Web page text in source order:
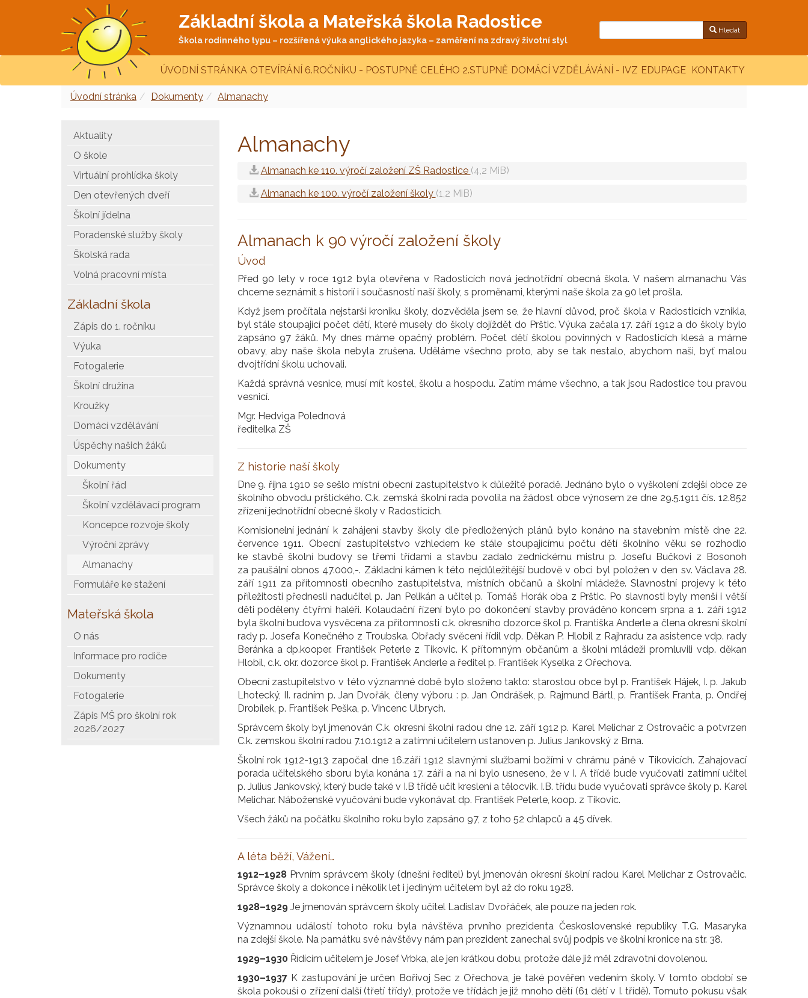
Základní škola a Mateřská škola Radostice
Škola rodinného typu – rozšířená výuka anglického jazyka – zaměření na zdravý životní styl
Hledat
ÚVODNÍ STRÁNKA OTEVÍRÁNÍ 6.ROČNÍKU - POSTUPNĚ CELÉHO 2.STUPNĚ DOMÁCÍ VZDĚLÁVÁNÍ - IVZ EDUPAGE KONTAKTY
Úvodní stránka Dokumenty Almanachy
Aktuality
O škole
Virtuální prohlídka školy
Den otevřených dveří
Školní jídelna
Poradenské služby školy
Školská rada
Volná pracovní místa
Základní škola
Zápis do 1. ročníku
Výuka
Fotogalerie
Školní družina
Kroužky
Domácí vzdělávání
Úspěchy našich žáků
Dokumenty
Školní řád
Školní vzdělávací program
Koncepce rozvoje školy
Výroční zprávy
Almanachy
Formuláře ke stažení
Mateřská škola
O nás
Informace pro rodiče
Dokumenty
Fotogalerie
Zápis MŠ pro školní rok
2026/2027
Almanachy
Almanach ke 110. výročí založení ZŠ Radostice (4,2 MiB)
Almanach ke 100. výročí založení školy (1,2 MiB)
Almanach k 90 výročí založení školy
Úvod
Před 90 lety v roce 1912 byla otevřena v Radosticích nová jednotřídní obecná škola. V našem almanachu Vás
chceme seznámit s historií i současností naší školy, s proměnami, kterými naše škola za 90 let prošla.
Když jsem pročítala nejstarší kroniku školy, dozvěděla jsem se, že hlavní důvod, proč škola v Radosticích vznikla,
byl stále stoupající počet dětí, které musely do školy dojíždět do Prštic. Výuka začala 17. září 1912 a do školy bylo
zapsáno 97 žáků. My dnes máme opačný problém. Počet dětí školou povinných v Radosticích klesá a máme
obavy, aby naše škola nebyla zrušena. Uděláme všechno proto, aby se tak nestalo, abychom naši, byť malou
dvojtřídní školu uchovali.
Každá správná vesnice, musí mít kostel, školu a hospodu. Zatím máme všechno, a tak jsou Radostice tou pravou
vesnicí.
Mgr. Hedviga Polednová
ředitelka ZŠ
Z historie naší školy
Dne 9. října 1910 se sešlo místní obecní zastupitelstvo k důležité poradě. Jednáno bylo o vyškolení zdejší obce ze
školního obvodu prštického. C.k. zemská školní rada povolila na žádost obce výnosem ze dne 29.5.1911 čís. 12.852
zřízení jednotřídní obecné školy v Radosticích.
Komisionelní jednání k zahájení stavby školy dle předložených plánů bylo konáno na stavebním místě dne 22.
července 1911. Obecní zastupitelstvo vzhledem ke stále stoupajícímu počtu dětí školního věku se rozhodlo
ke stavbě školní budovy se třemi třídami a stavbu zadalo zednickému mistru p. Josefu Bučkovi z Bosonoh
za paušální obnos 47.000,-. Základní kámen k této nejdůležitější budově v obci byl položen v den sv. Václava 28.
září 1911 za přítomnosti obecního zastupitelstva, místních občanů a školní mládeže. Slavnostní projevy k této
příležitosti přednesli nadučitel p. Jan Pelikán a učitel p. Tomáš Horák oba z Prštic. Po slavnosti byly menší i větší
děti poděleny čtyřmi haléři. Kolaudační řízení bylo po dokončení stavby prováděno koncem srpna a 1. září 1912
byla školní budova vysvěcena za přítomnosti c.k. okresního dozorce škol p. Františka Anderle a člena okresní školní
rady p. Josefa Konečného z Troubska. Obřady svěcení řídil vdp. Děkan P. Hlobil z Rajhradu za asistence vdp. rady
Beránka a dp.kooper. František Peterle z Tikovic. K přítomným občanům a školní mládeži promluvili vdp. děkan
Hlobil, c.k. okr. dozorce škol p. František Anderle a ředitel p. František Kyselka z Ořechova.
Obecní zastupitelstvo v této významné době bylo složeno takto: starostou obce byl p. František Hájek, I. p. Jakub
Lhotecký, II. radním p. Jan Dvořák, členy výboru : p. Jan Ondrášek, p. Rajmund Bártl, p. František Franta, p. Ondřej
Drobílek, p. František Peška, p. Vincenc Ulbrych.
Správcem školy byl jmenován C.k. okresní školní radou dne 12. září 1912 p. Karel Melichar z Ostrovačic a potvrzen
C.k. zemskou školní radou 7.10.1912 a zatímní učitelem ustanoven p. Julius Jankovský z Brna.
Školní rok 1912-1913 započal dne 16.září 1912 slavnými službami božími v chrámu páně v Tikovicích. Zahajovací
porada učitelského sboru byla konána 17. září a na ní bylo usneseno, že v I. A třídě bude vyučovati zatimní učitel
p. Julius Jankovský, který bude také v I.B třídě učit kreslení a tělocvik. I.B. třídu bude vyučovati správce školy p. Karel
Melichar. Náboženské vyučování bude vykonávat dp. František Peterle, koop. z Tikovic.
Všech žáků na počátku školního roku bylo zapsáno 97, z toho 52 chlapců a 45 dívek.
A léta běží, Vážení…
1912–1928 Prvním správcem školy (dnešní ředitel) byl jmenován okresní školní radou Karel Melichar z Ostrovačic.
Správce školy a dokonce i několik let i jediným učitelem byl až do roku 1928.
1928–1929 Je jmenován správcem školy učitel Ladislav Dvořáček, ale pouze na jeden rok.
Významnou událostí tohoto roku byla návštěva prvního prezidenta Československé republiky T.G. Masaryka
na zdejší škole. Na památku své návštěvy nám pan prezident zanechal svůj podpis ve školní kronice na str. 38.
1929–1930 Řídícím učitelem je Josef Vrbka, ale jen krátkou dobu, protože dále již měl zdravotní dovolenou.
1930–1937 K zastupování je určen Bořivoj Sec z Ořechova, je také pověřen vedením školy. V tomto období se
škola pokouší o zřízení další (třetí třídy), protože ve třídách je již mnoho dětí (61 dětí v I. třídě). Tomuto pokusu však